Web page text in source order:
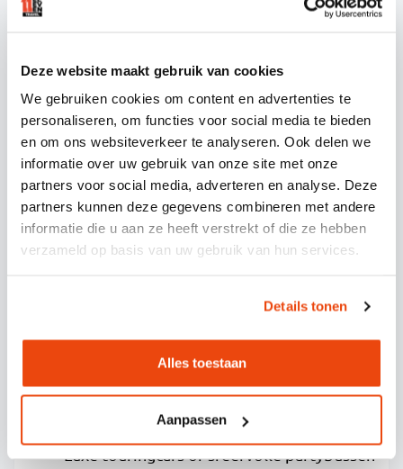
Deze website maakt gebruik van cookies
We gebruiken cookies om content en advertenties te
personaliseren, om functies voor social media te bieden
en om ons websiteverkeer te analyseren. Ook delen we
informatie over uw gebruik van onze site met onze
partners voor social media, adverteren en analyse. Deze
partners kunnen deze gegevens combineren met andere
informatie die u aan ze heeft verstrekt of die ze hebben
verzameld op basis van uw gebruik van hun services.
Details tonen
Alles toestaan
Aanpassen
verkeersdrukte te vermijden. Na afloop hoef je
taxi’s, maar stap je direct in je comfortabele
HOE ELEVEN TRAVEL HELPT MET
CONCERTVERVOER NAAR AHOY
Wij maken jouw concertervaring volledig
zorgeloos door betrouwbaar busvervoer naar
focussen op het genieten van de muziek. Onze
handen en zorgt voor een ontspannen reis van
Dit is wat wij voor je regelen:
Luxe touringcars of sfeervolle partybussen